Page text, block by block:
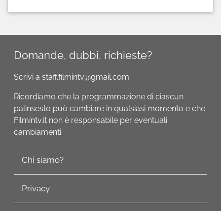
Domande, dubbi, richieste?
Scrivi a staff.filmintv@gmail.com
Ricordiamo che la programmazione di ciascun
palinsesto può cambiare in qualsiasi momento e che
Filmintv.it non è responsabile per eventuali
cambiamenti.
Chi siamo?
Privacy